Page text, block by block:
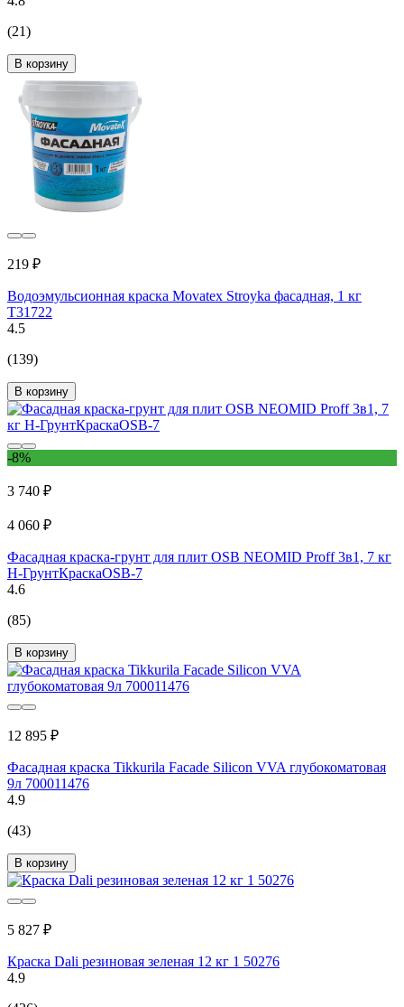
(21)
В корзину
219 ₽
Водоэмульсионная краска Movatex Stroyka фасадная, 1 кг
Т31722
4.5
(139)
В корзину
-8%
3 740 ₽
4 060 ₽
Фасадная краска-грунт для плит OSB NEOMID Proff 3в1, 7 кг
Н-ГрунтКраскаOSB-7
4.6
(85)
В корзину
12 895 ₽
Фасадная краска Tikkurila Facade Silicon VVA глубокоматовая
9л 700011476
4.9
(43)
В корзину
5 827 ₽
Краска Dali резиновая зеленая 12 кг 1 50276
4.9